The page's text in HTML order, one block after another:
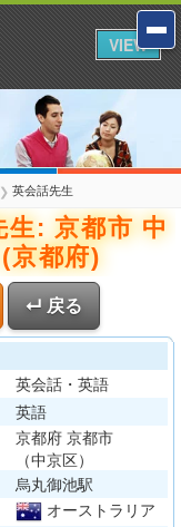
❯ 英会話先生
生: 京都市 中
京都府)
↵ 戻る
英会話・英語
英語
京都府 京都市
（中京区）
烏丸御池駅
オーストラリア
VIEW